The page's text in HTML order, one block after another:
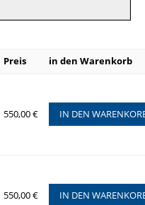
Preis in den Warenkorb
550,00 € IN DEN
550,00 € IN DEN